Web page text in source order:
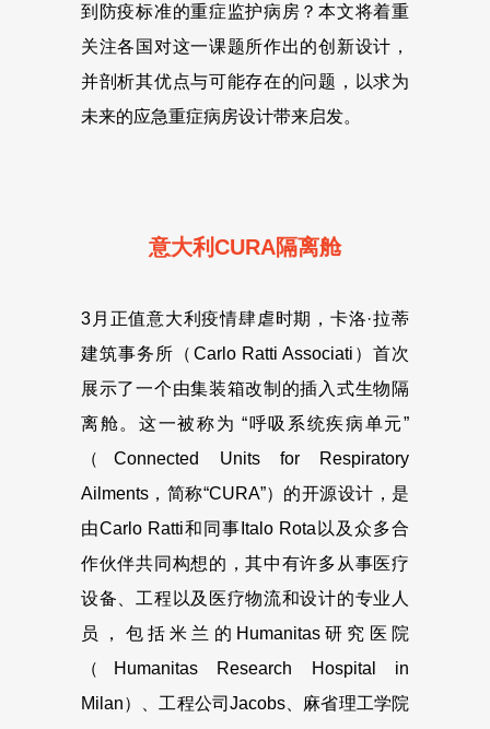
到防疫标准的重症监护病房？本文将着重
关注各国对这一课题所作出的创新设计，
并剖析其优点与可能存在的问题，以求为
未来的应急重症病房设计带来启发。
意大利CURA隔离舱
3月正值意大利疫情肆虐时期，卡洛·拉蒂
建筑事务所（Carlo Ratti Associati）首次
展示了一个由集装箱改制的插入式生物隔
离舱。这一被称为 “呼吸系统疾病单元”
（Connected Units for Respiratory
Ailments，简称“CURA”）的开源设计，是
由Carlo Ratti和同事Italo Rota以及众多合
作伙伴共同构想的，其中有许多从事医疗
设备、工程以及医疗物流和设计的专业人
员，包括米兰的Humanitas研究医院
（Humanitas Research Hospital in
Milan）、工程公司Jacobs、麻省理工学院